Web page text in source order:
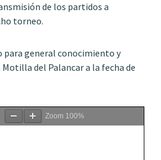
de los partidos a
torneo.
para general conocimiento y
del Palancar a la fecha de
Zoom 100%